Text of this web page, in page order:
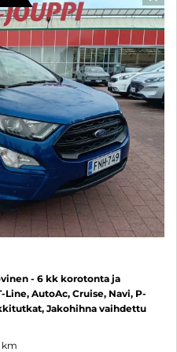
- 6 kk korotonta ja
AutoAc, Cruise, Navi, P-
Jakohihna vaihdettu
km